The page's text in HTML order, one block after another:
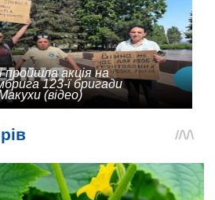
пройшла акція на
123-ї бригади
(відео)